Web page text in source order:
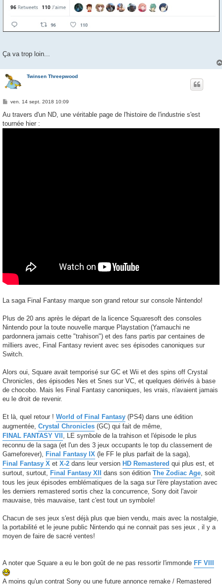
Ça va trop loin...
Twinsen Threepwood
M
s
a
ven. 14 sept. 2018 10:09
Au travers d'un ND, une véritable page de l'histoire de l'industrie s'est
tournée hier :
La saga Final Fantasy marque son grand retour sur console Nintendo!
Plus de 20 ans après le départ de la licence Squaresoft des consoles
Nintendo pour la toute nouvelle marque Playstation (Yamauchi ne
pardonnera jamais cette "trahison") et des fans partis par centaines de
milliers avec, Final Fantasy revient avec ses épisodes canoniques sur
Switch.
Alors oui, Square avait temporisé sur GC et Wii et des spins off Crystal
Chronicles, des épisodes Nes et Snes sur VC, et quelques dérivés à base
de chocobo. Mais les Final Fantasy canoniques, les vrais, n'avaient jamais
eu le droit de revenir.
Et là, quel retour ! World of Final Fantasy (PS4) dans une édition
augmentée, Crystal Chronicles (GC) qui fait de même,
FINAL FANTASY VII , LE symbole de la trahison et l'épisode le plus
reconnu de la saga (et l'un des 3 jeux occupants le top du classement de
Gameforever), Final Fantasy IX (le FF le plus parfait de la saga),
Final Fantasy X et X-2 dans leur version HD Remastered qui plus est, et
surtout, surtout, Final Fantasy XII dans son édition The Zodiac Age, soit
tous les jeux épisodes emblématiques de la saga sur l'ère playstation avec
les derniers remastered sortis chez la concurrence, Sony doit l'avoir
mauvaise, très mauvaise, tant c'est tout un symbole!
Chacun de ses jeux s'est déjà plus que bien vendu, mais avec la nostalgie,
la portabilité et le jeune public Nintendo qui ne connait pas ses jeux , il y a
moyen de faire de sacré ventes!
A noter que Square a eu le bon goût de ne pas ressortir l'immonde FF VIII
A moins qu'un contrat Sony ou une future annonce remake / Remastered